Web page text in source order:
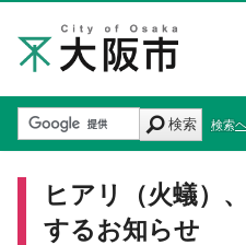
検索 検索
ヒアリ（火蟻）
するお知らせ